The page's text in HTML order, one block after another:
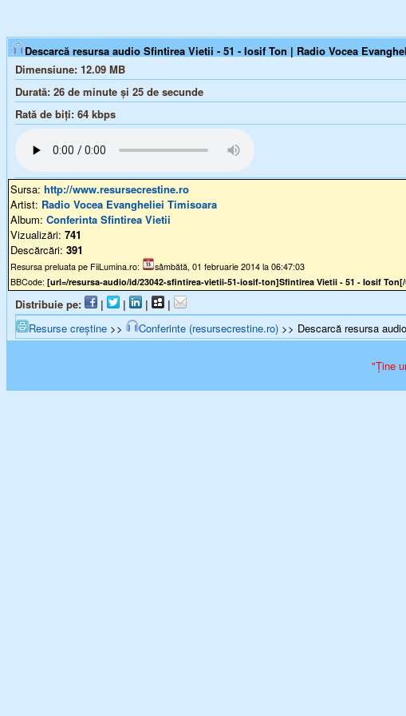
Descarcă resursa audio Sfintirea Vietii - 51 - Iosif Ton | Radio Vocea
Dimensiune: 12.09 MB
Durată: 26 de minute și 25 de secunde
Rată de biți: 64 kbps
Sursa: http://www.resursecrestine.ro
Artist: Radio Vocea Evangheliei Timisoara
Album: Conferinta Sfintirea Vietii
Vizualizări: 741
Descărcări: 391
Resursa preluata pe FiiLumina.ro:
sâmbătă, 01 februarie 2014 la 06:47:03
BBCode: [url=/resursa-audio/id/23042-sfintirea-vietii-51-iosif-ton]Sfintirea Vietii - 51 - Iosif
Distribuie pe: | | |
|
Resurse creștine >> Conferinte (resursecrestine.ro) >> Descarcă resursa
"Ține